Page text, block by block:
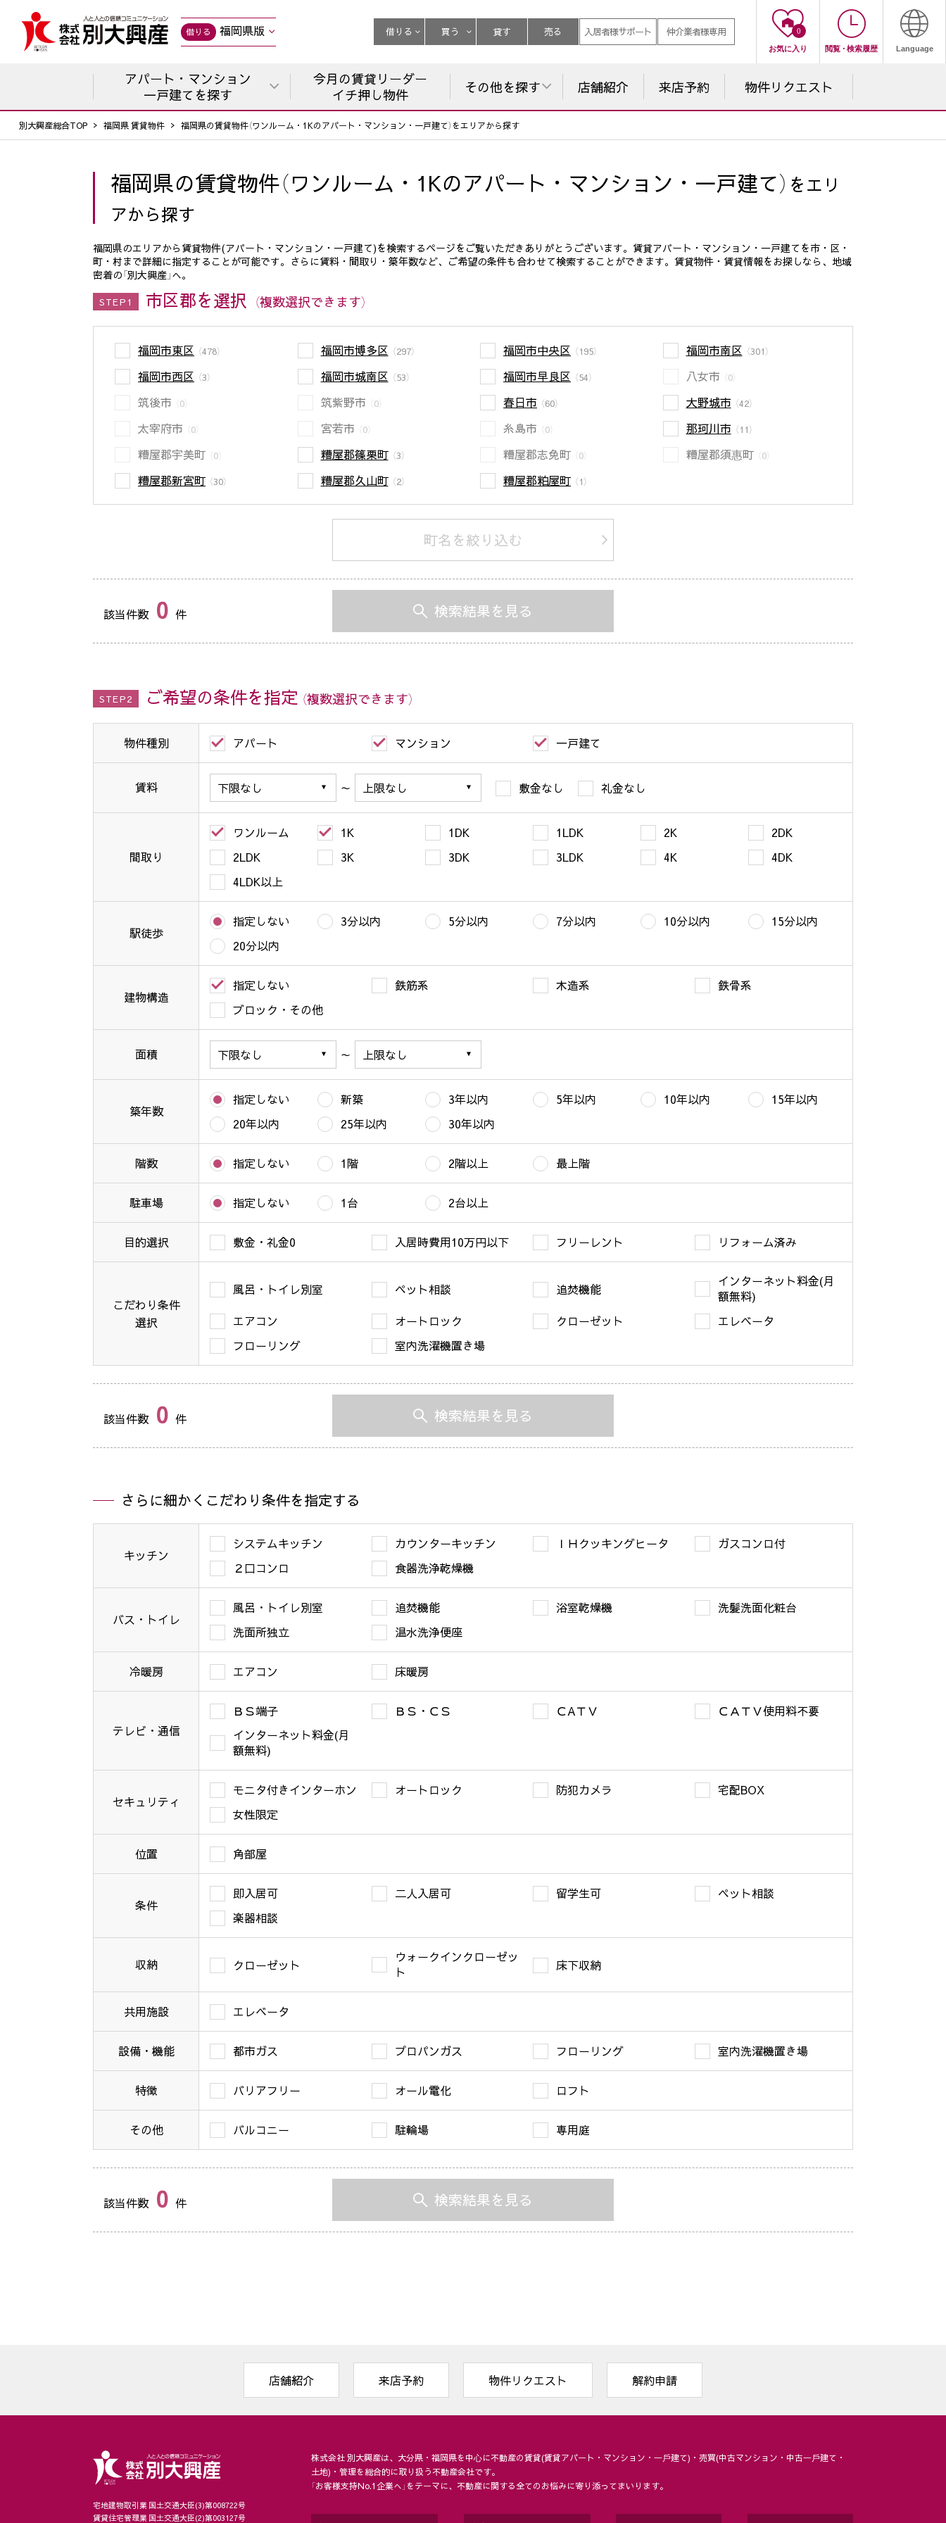
借りる 福岡県版 借りる 買う 貸す 売る 入居者様サポート 仲介業者様専用 0
お気に入り 閲覧・ 検索履歴 Language
アパート・マンション
一戸建てを探す
今月の賃貸リーダー
イチ押し物件
その他を探す 店舗紹介 来店予約 物件リクエスト
別大興産総合TOP 福岡県 賃貸物件 福岡県の賃貸物件（ワンルーム・1Kのアパート・マンション・一戸建て）をエリアから探す
福岡県の賃貸物件（ワンルーム・1Kのアパート・マンション・一戸建て） をエリ
アから探す
福岡県のエリアから賃貸物件(アパート・マンション・一戸建て)を検索するページをご覧いただきありがとうございます。賃貸アパート・マンション・一戸建てを市・区・
町・村まで詳細に指定することが可能です。さらに賃料・間取り・築年数など、ご希望の条件も合わせて検索することができます。賃貸物件・賃貸情報をお探しなら、地域
密着の「別大興産」へ。
STEP1 市区郡を選択 （複数選択できます）
福岡市東区 （478） 福岡市博多区 （297） 福岡市中央区 （195） 福岡市南区 （301）
福岡市西区 （3） 福岡市城南区 （53） 福岡市早良区 （54） 八女市 （0）
筑後市 （0） 筑紫野市 （0） 春日市 （60） 大野城市 （42）
太宰府市 （0） 宮若市 （0） 糸島市 （0） 那珂川市 （11）
糟屋郡宇美町 （0） 糟屋郡篠栗町 （3） 糟屋郡志免町 （0） 糟屋郡須惠町 （0）
糟屋郡新宮町 （30） 糟屋郡久山町 （2） 糟屋郡粕屋町 （1）
町名を絞り込む
該当件数 0 件 検索結果を見る
STEP2 ご希望の条件を指定 （複数選択できます）
物件種別 アパート マンション 一戸建て
賃料 ～ 敷金なし 礼金なし
間取り
ワンルーム 1K 1DK 1LDK 2K
2DK
2LDK
3K 3DK 3LDK 4K
4DK
4LDK以上
駅徒歩
指定しない 3分以内 5分以内 7分以内 10分以内
15分以内
20分以内
建物構造
指定しない 鉄筋系 木造系
鉄骨系
ブロック・その他
面積 ～
築年数
指定しない 新築 3年以内 5年以内 10年以内
15年以内
20年以内
25年以内 30年以内
階数 指定しない 1階 2階以上 最上階
駐車場 指定しない 1台 2台以上
目的選択 敷金・礼金0 入居時費用10万円以下 フリーレント リフォーム済み
こだわり条件
選択
風呂・トイレ別室 ペット相談 追焚機能
インターネット料金(月
額無料)
エアコン
オートロック クローゼット
エレベータ
フローリング
室内洗濯機置き場
該当件数 0 件 検索結果を見る
さらに細かくこだわり条件を指定する
キッチン
システムキッチン カウンターキッチン ＩＨクッキングヒータ
ガスコンロ付
２口コンロ
食器洗浄乾燥機
バス・トイレ
風呂・トイレ別室 追焚機能 浴室乾燥機
洗髪洗面化粧台
洗面所独立
温水洗浄便座
冷暖房 エアコン 床暖房
テレビ・通信
ＢＳ端子 ＢＳ・ＣＳ ＣAＴＶ
ＣＡＴＶ使用料不要
インターネット料金(月
額無料)
セキュリティ
モニタ付きインターホン オートロック 防犯カメラ
宅配BOX
女性限定
位置 角部屋
条件
即入居可 二人入居可 留学生可
ペット相談
楽器相談
収納 クローゼット
ウォークインクローゼッ
ト
床下収納
共用施設 エレベータ
設備・機能 都市ガス プロパンガス フローリング 室内洗濯機置き場
特徴 バリアフリー オール電化 ロフト
その他 バルコニー 駐輪場 専用庭
該当件数 0 件 検索結果を見る
店舗紹介 来店予約 物件リクエスト 解約申請
宅地建物取引業 国土交通大臣(3)第008722号
賃貸住宅管理業 国土交通大臣(2)第003127号
株式会社 別大興産は、大分県・福岡県を中⼼に不動産の賃貸(賃貸アパート・マンション・⼀⼾建て)・売買(中古マンション・中古⼀⼾建て・
土地)・管理を総合的に取り扱う不動産会社です。
「お客様支持No.1企業へ」をテーマに、不動産に関する全てのお悩みに寄り添ってまいります。